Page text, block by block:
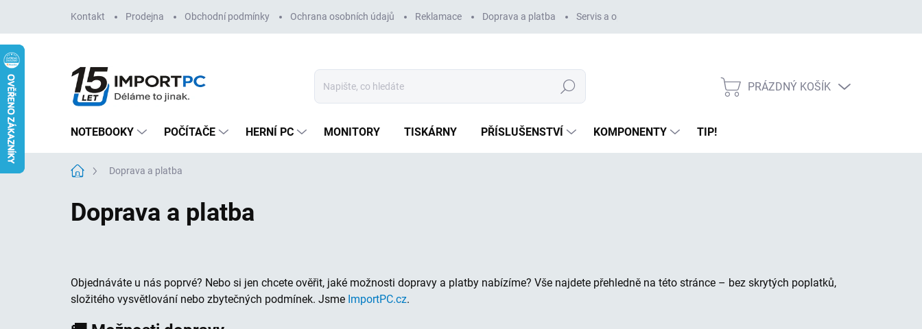
obsah
Kontakt Prodejna Obchodní podmínky Ochrana osobních údajů Reklamace Doprava a platba Servis a opravy
Hledat
NÁKUPNÍ
PRÁZDNÝ KOŠÍK
NOTEBOOKY POČÍTAČE HERNÍ PC MONITORY TISKÁRNY PŘÍSLUŠENSTVÍ KOMPONENTY TIP!
Domů Doprava a platba
Doprava a platba
M
Objednáváte u nás poprvé? Nebo si jen chcete ověřit, jaké možnosti dopravy a platby nabízíme? Vše najdete přehledně na této stránce – bez skrytých poplatků,
složitého vysvětlování nebo zbytečných podmínek. Jsme ImportPC.cz.